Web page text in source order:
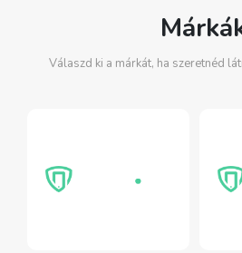
Válaszd ki a márkát, ha szeretnéd